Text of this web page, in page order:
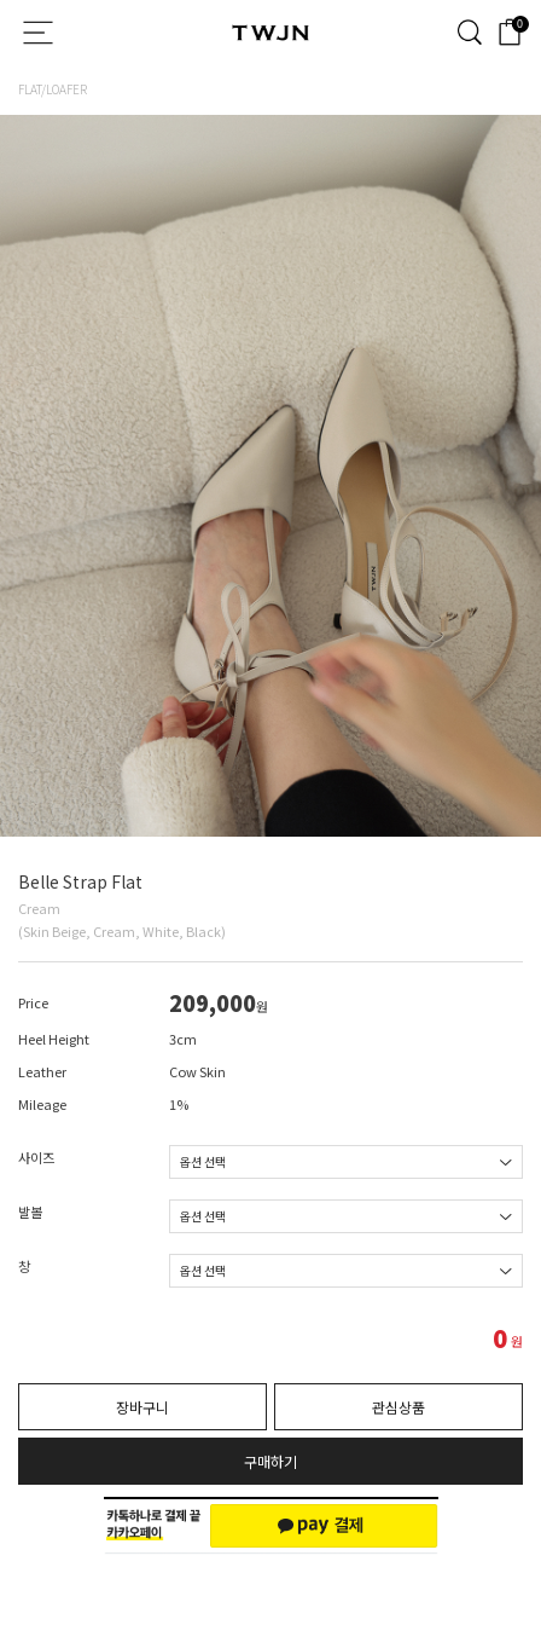
0
FLAT/LOAFER
Belle Strap Flat
Cream
(Skin Beige, Cream, White, Black)
Price 209,000원
Heel Height
3cm
Leather
Cow Skin
Mileage
1%
사이즈
발볼
창
0원
장바구니 관심상품
구매하기